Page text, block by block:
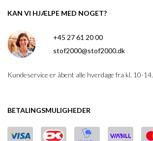
KAN VI HJÆLPE MED NOGET?
+45 27 61 20 00
stof2000@stof2000.dk
Kundeservice er åbent alle hverdage fra kl. 10-14.
BETALINGSMULIGHEDER